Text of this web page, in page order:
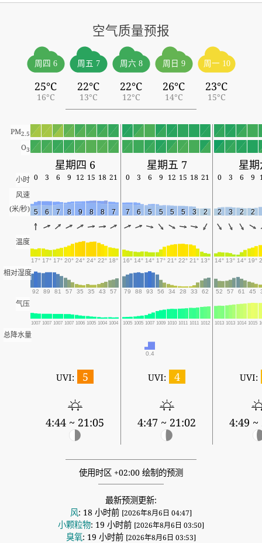
空气质量预报
周四 6
25°C
16°C
周五 7
22°C
13°C
周六 8
22°C
12°C
周日 9
26°C
14°C
周一 10
23°C
15°C
PM2.5
O3
星期四 6 星期五 7 星
小时 0 3 6 9 12 15 18 21 0 3 6 9 12 15 18 21 0 3 6 9
风速
(米/秒) 5 6 7 8 9 8 8 7 7 6 5 5 5 5 3 2 2 3 2 2
温度
17° 17° 17° 20° 24° 24° 22° 18° 16° 14° 14° 17° 21° 22° 21° 13° 14° 13° 14° 19°
相对湿度
92 89 81 57 35 35 43 57 79 88 93 56 34 28 33 62 52 57 61 45
气压
1007 1007 1007 1007 1006 1005 1004 1004 1005 1005 1007 1009 1010 1011 1011 1012 1013 1013 1014 1015
总降水量
0.4
UVI: 5
4:44 ~ 21:05
UVI: 4
4:47 ~ 21:02
UVI:
4:49 ~
使用时区 +02:00 绘制的预测
最新预测更新:
风: 18 小时前 [2026年8月6日 04:47]
小颗粒物: 19 小时前 [2026年8月6日 03:50]
臭氧: 19 小时前 [2026年8月6日 03:53]